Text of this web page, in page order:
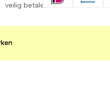
veilig betalen